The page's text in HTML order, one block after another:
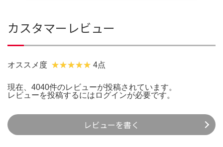
カスタマーレビュー
オススメ度 4点
現在、4040件のレビューが投稿されています。
レビューを投稿するには ログインが必要です。
レビューを書く